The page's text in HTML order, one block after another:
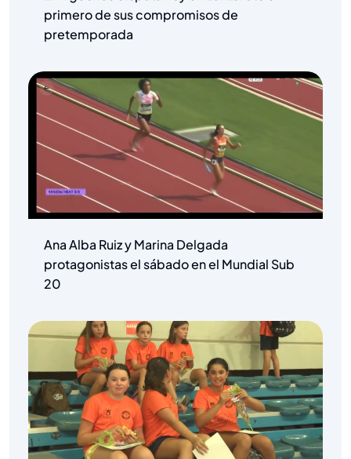
primero de sus compromisos de
pretemporada
Ana Alba Ruiz y Marina Delgada
protagonistas el sábado en el Mundial Sub
20